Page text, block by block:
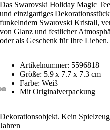
Das Swarovski Holiday Magic
und einzigartiges
funkelndem Swarovski Kristall,
von Glanz und festlicher
oder als Geschenk für Ihre Lieben.
Artikelnummer: 5596818
Größe: 5.9 x 7.7 x 7.3 cm
Farbe: Weiß
Mit Originalverpackung
Dekorationsobjekt. Kein
Jahren